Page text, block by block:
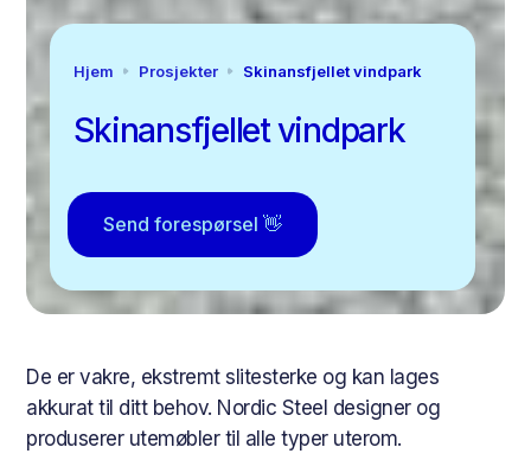
Hjem Prosjekter Skinansfjellet vindpark
Skinansfjellet vindpark
Send forespørsel 👋
De er vakre, ekstremt slitesterke og kan lages
akkurat til ditt behov. Nordic Steel designer og
produserer utemøbler til alle typer uterom.